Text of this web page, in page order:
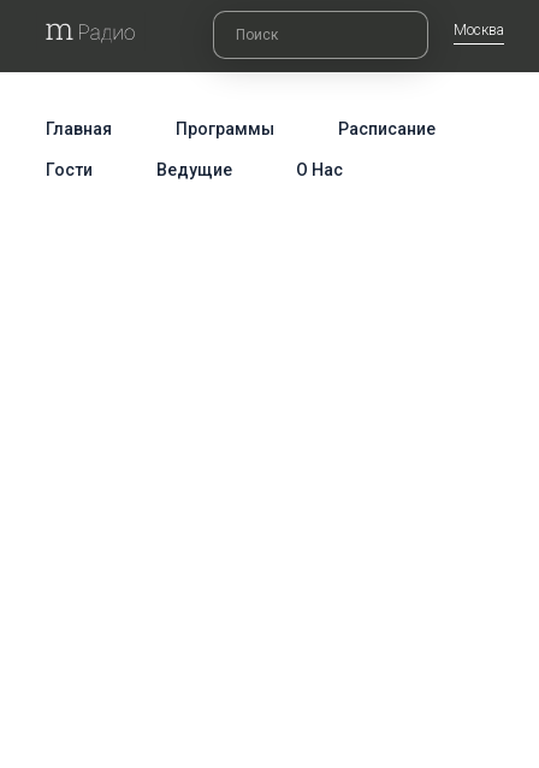
Москва
Главная Программы Расписание
Гости Ведущие О Нас